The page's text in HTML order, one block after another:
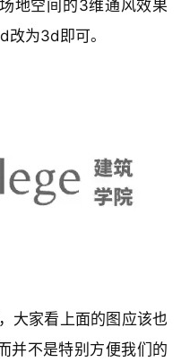
注册
地空间的3维通风效果
改为3d即可。
大家看上面的图应该也
并不是特别方便我们的